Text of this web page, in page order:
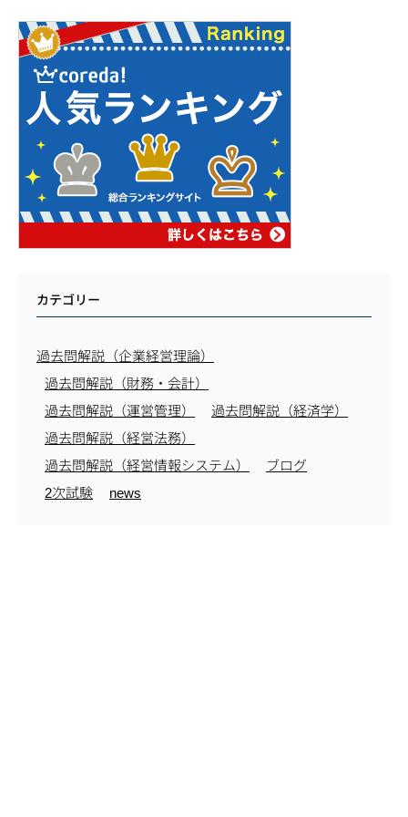
カテゴリー
過去問解説（企業経営理論）
過去問解説（財務・会計）
過去問解説（運営管理）
過去問解説（経済学）
過去問解説（経営法務）
過去問解説（経営情報システム）
ブログ
2次試験
news